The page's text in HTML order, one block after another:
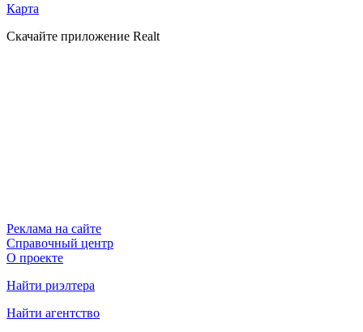
Карта
Скачайте приложение Realt
Реклама на сайте
Справочный центр
О проекте
Найти риэлтера
Найти агентство